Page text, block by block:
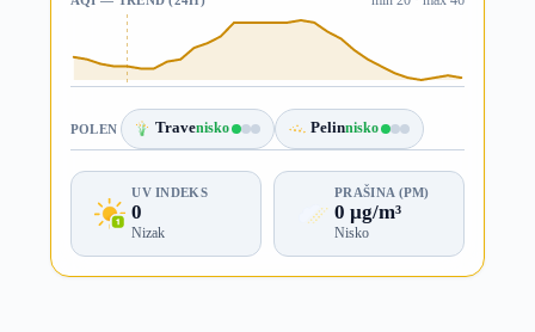
POLEN Travenisko Pelinnisko
UV INDEKS
0
Nizak
PRAŠINA (PM)
0 µg/m³
Nisko